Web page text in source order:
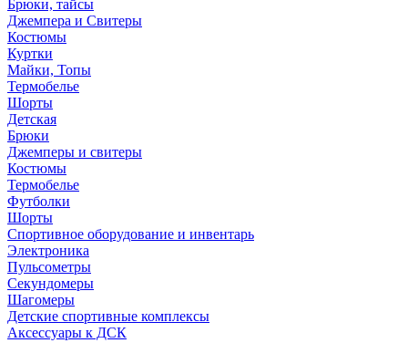
Брюки, тайсы
Джемпера и Свитеры
Костюмы
Куртки
Майки, Топы
Термобелье
Шорты
Детская
Брюки
Джемперы и свитеры
Костюмы
Термобелье
Футболки
Шорты
Спортивное оборудование и инвентарь
Электроника
Пульсометры
Секундомеры
Шагомеры
Детские спортивные комплексы
Аксессуары к ДСК